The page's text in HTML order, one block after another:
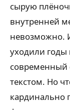
сырую
внутренней
невозможно.
уходили
современный
текстом. Но
кардинально